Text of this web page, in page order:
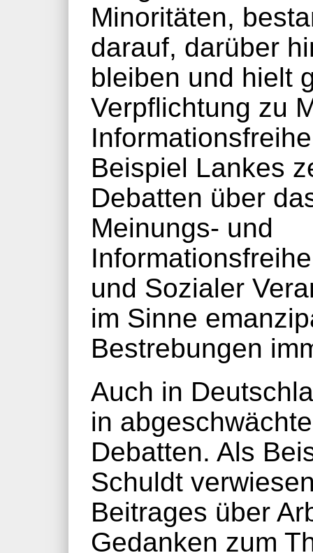
Minoritäten,
darauf, darüber
bleiben und hielt
Verpflichtung zu
Beispiel Lankes
Debatten über
Meinungs- und
und Sozialer
im Sinne
Bestrebungen
Auch in
in
Debatten. Als
Schuldt
Beitrages über
Gedanken zum